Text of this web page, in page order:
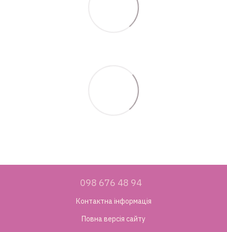
098 676 48 94
Контактна інформація
Повна версія сайту